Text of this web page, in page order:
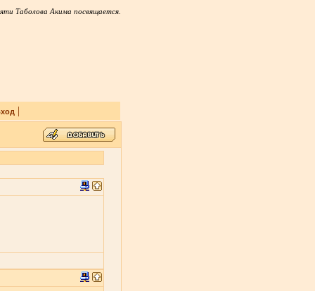
Таболова Акима посвящается.
|